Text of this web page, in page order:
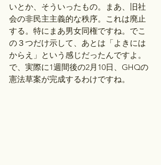
いとか、そういったもの。まあ、旧社
会の非民主主義的な秩序。これは廃止
する。特にまあ男女同権ですね。でこ
の３つだけ示して、あとは「よきには
からえ」という感じだったんですよ。
で、実際に1週間後の2月10日、GHQの
憲法草案が完成するわけですね。